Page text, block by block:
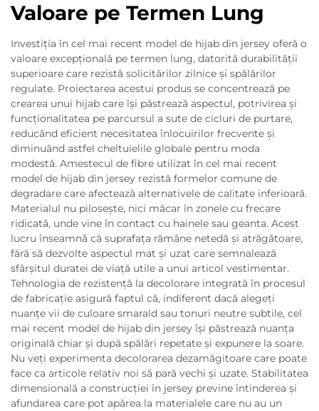
Valoare pe Termen Lung
Investiția în cel mai recent model de hijab din jersey oferă o
valoare excepțională pe termen lung, datorită durabilității
superioare care rezistă solicitărilor zilnice și spălărilor
regulate. Proiectarea acestui produs se concentrează pe
crearea unui hijab care își păstrează aspectul, potrivirea și
funcționalitatea pe parcursul a sute de cicluri de purtare,
reducând eficient necesitatea înlocuirilor frecvente și
diminuând astfel cheltuielile globale pentru moda
modestă. Amestecul de fibre utilizat în cel mai recent
model de hijab din jersey rezistă formelor comune de
degradare care afectează alternativele de calitate inferioară.
Materialul nu pilosește, nici măcar în zonele cu frecare
ridicată, unde vine în contact cu hainele sau geanta. Acest
lucru înseamnă că suprafața rămâne netedă și atrăgătoare,
fără să dezvolte aspectul mat și uzat care semnalează
sfârșitul duratei de viață utile a unui articol vestimentar.
Tehnologia de rezistență la decolorare integrată în procesul
de fabricație asigură faptul că, indiferent dacă alegeți
nuanțe vii de culoare smarald sau tonuri neutre subtile, cel
mai recent model de hijab din jersey își păstrează nuanța
originală chiar și după spălări repetate și expunere la soare.
Nu veți experimenta decolorarea dezamăgitoare care poate
face ca articole relativ noi să pară vechi și uzate. Stabilitatea
dimensională a construcției în jersey previne întinderea și
afundarea care pot apărea la materialele care nu au un